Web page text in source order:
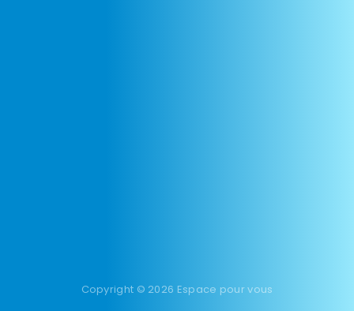
Copyright © 2026 Espace pour vous